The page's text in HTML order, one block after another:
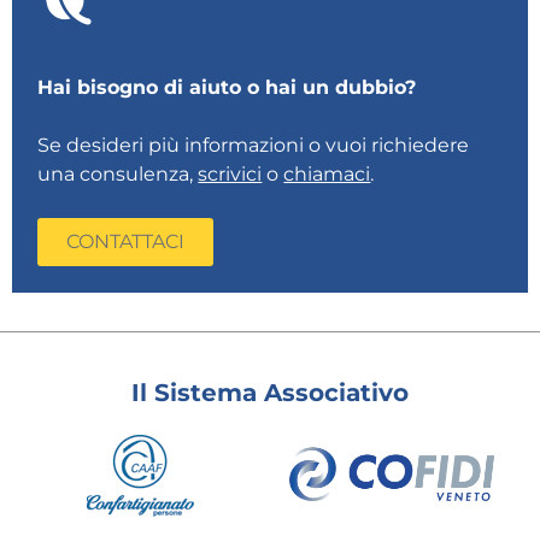
Hai bisogno di aiuto o hai un dubbio?
Se desideri più informazioni o vuoi richiedere
una consulenza,scrivici ochiamaci.
CONTATTACI
Il Sistema Associativo